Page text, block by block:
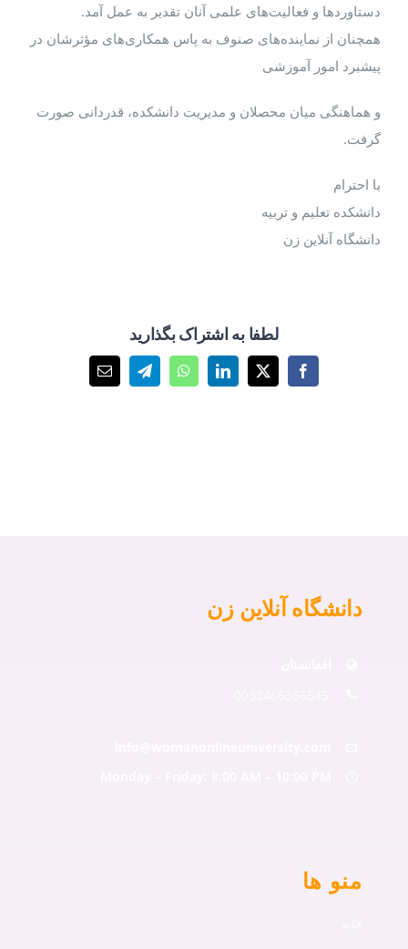
دستاوردها و فعالیت‌های علمی آنان تقدیر به عمل آمد.
همچنان از نماینده‌های صنوف به پاس همکاری‌های مؤثرشان در
پیشبرد امور آموزشی
و هماهنگی میان محصلان و مدیریت دانشکده، قدردانی صورت
گرفت.
با احترام
دانشکده تعلیم و تربیه
دانشگاه آنلاین زن
لطفا به اشتراک بگذارید
Facebook
X
LinkedIn
WhatsApp
Telegramپست
الکترونیک
دانشگاه آنلاین زن
منو ها